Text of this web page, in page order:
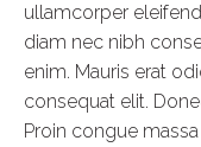
ullamcorper
diam nec nibh
enim. Mauris erat
consequat elit.
Proin congue